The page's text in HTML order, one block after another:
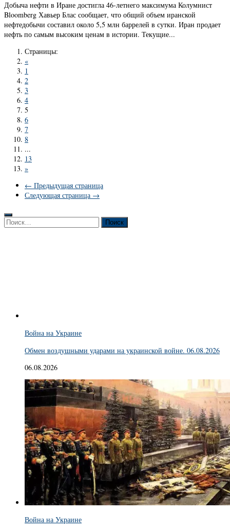
Добыча нефти в Иране достигла 46-летнего максимума Колумнист
Bloomberg Хавьер Блас сообщает, что общий объем иранской
нефтедобычи составил около 5,5 млн баррелей в сутки. Иран продает
нефть по самым высоким ценам в истории. Текущие...
Страницы:
«
1
2
3
4
5
6
7
8
...
13
»
← Предыдущая страница
Следующая страница →
Найти:
Война на Украине
Обмен воздушными ударами на украинской войне. 06.08.2026
06.08.2026
Война на Украине